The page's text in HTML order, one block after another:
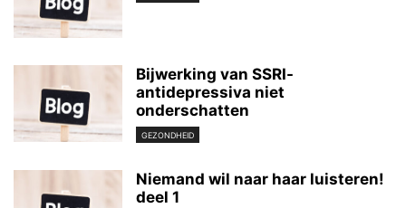
Bijwerking van SSRI-
antidepressiva niet
onderschatten
GEZONDHEID
Niemand wil naar haar luisteren!
deel 1